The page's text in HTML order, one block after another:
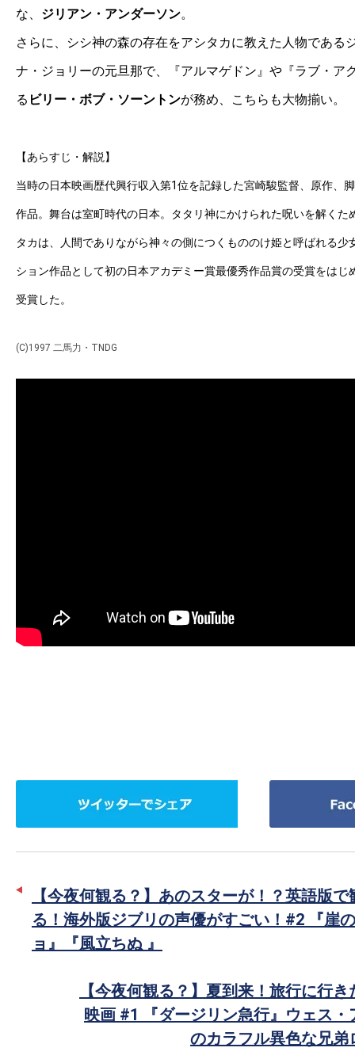
な、 ジリアン・アンダーソン。
さらに、シシ神の森の存在をアシタカに教えた人物である
ナ・ジョリーの元旦那で、『アルマゲドン』や『ラブ・ア
る ビリー・ボブ・ソーントンが務め、こちらも大物揃い。
【あらすじ・解説】
当時の日本映画歴代興行収入第1位を記録した宮崎駿監督、原作、
作品。舞台は室町時代の日本。タタリ神にかけられた呪いを解くた
タカは、人間でありながら神々の側につくもののけ姫と呼ばれる少
ション作品として初の日本アカデミー賞最優秀作品賞の受賞をはじ
受賞した。
(C)1997 二馬力・TNDG
ー
【今夜何観る？】あのスターが！？英語版で
る！海外版ジブリの声優がすごい！#2 『崖
ョ』『風立ちぬ 』
【今夜何観る？】夏到来！旅行に行
映画 #1 『ダージリン急行』ウェス・
のカラフル異色な兄弟